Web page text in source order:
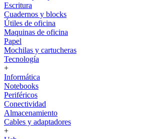
Escritura
Cuadernos y blocks
Útiles de oficina
Maquinas de oficina
Papel
Mochilas y cartucheras
Tecnología
+
Informática
Notebooks
Periféricos
Conectividad
Almacenamiento
Cables y adaptadores
+